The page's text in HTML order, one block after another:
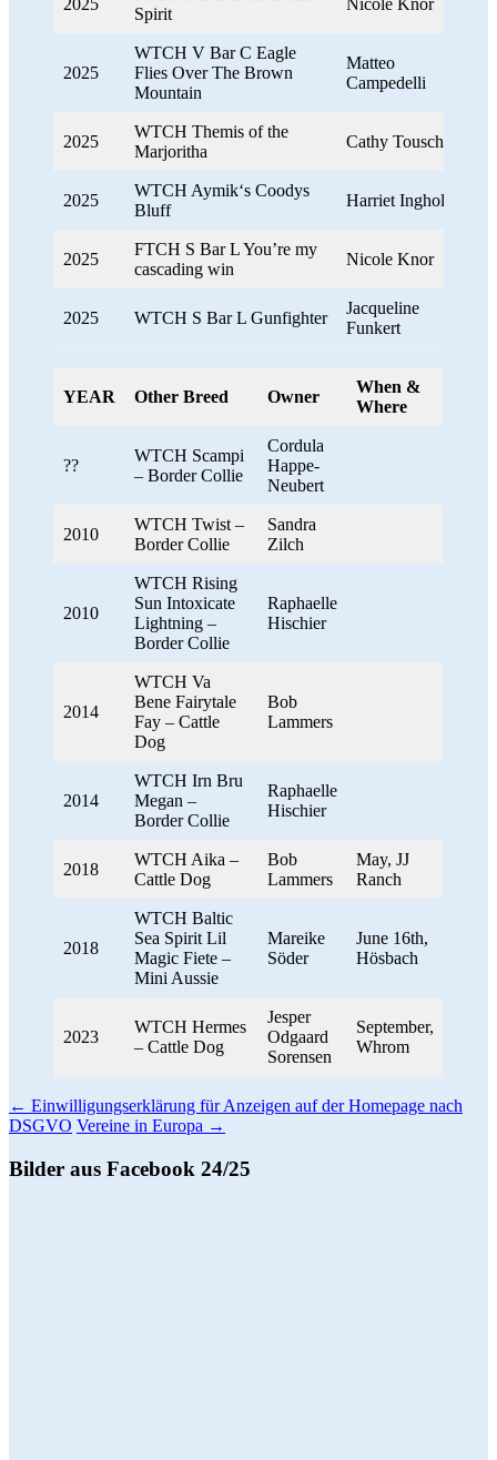
Spirit
2025
WTCH V Bar C Eagle
Flies Over The Brown
Mountain
Matteo
Campedelli
2025
WTCH Themis of the
Marjoritha
Cathy Tousch
2025
WTCH Aymik‘s Coodys
Bluff
Harriet Ingholm
2025
FTCH S Bar L You’re my
cascading win
Nicole Knor
2025 WTCH S Bar L Gunfighter
Jacqueline
Funkert
YEAR Other Breed Owner
When &
Where
??
WTCH Scampi
– Border Collie
Cordula
Happe-
Neubert
2010
WTCH Twist –
Border Collie
Sandra
Zilch
2010
WTCH Rising
Sun Intoxicate
Lightning –
Border Collie
Raphaelle
Hischier
2014
WTCH Va
Bene Fairytale
Fay – Cattle
Dog
Bob
Lammers
2014
WTCH Irn Bru
Megan –
Border Collie
Raphaelle
Hischier
2018
WTCH Aika –
Cattle Dog
Bob
Lammers
May, JJ
Ranch
2018
WTCH Baltic
Sea Spirit Lil
Magic Fiete –
Mini Aussie
Mareike
Söder
June 16th,
Hösbach
2023
WTCH Hermes
– Cattle Dog
Jesper
Odgaard
Sorensen
September,
Whrom
Beitragsnavigation
← Einwilligungserklärung für Anzeigen auf der Homepage nach
DSGVO Vereine in Europa →
Bilder aus Facebook 24/25